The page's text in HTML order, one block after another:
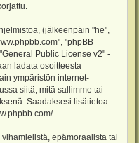
(jälkeenpäin "he",
"phpBB
General Public License v2" -
ladata osoitteesta
ympäristön internet-
siitä, mitä sallimme tai
Saadaksesi lisätietoa
.
epämoraalista tai